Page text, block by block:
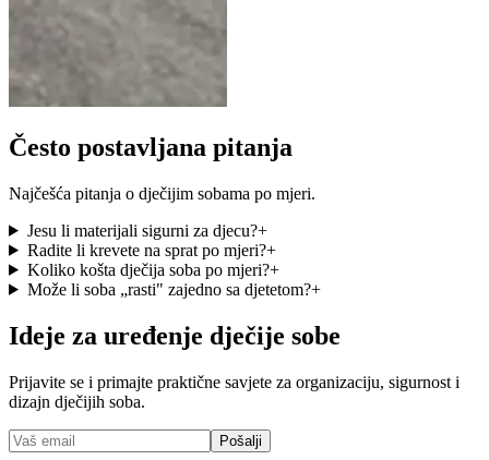
Često postavljana pitanja
Najčešća pitanja o dječijim sobama po mjeri.
Jesu li materijali sigurni za djecu?+
Radite li krevete na sprat po mjeri?+
Koliko košta dječija soba po mjeri?+
Može li soba „rasti" zajedno sa djetetom?+
Ideje za uređenje dječije sobe
Prijavite se i primajte praktične savjete za organizaciju, sigurnost i
dizajn dječijih soba.
Pošalji